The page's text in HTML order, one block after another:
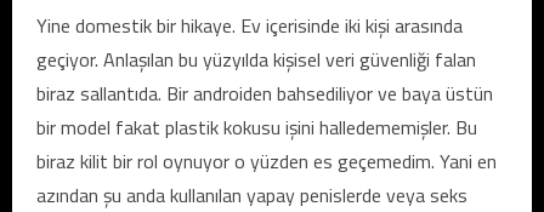
Yine domestik bir hikaye. Ev içerisinde iki kişi arasında
geçiyor. Anlaşılan bu yüzyılda kişisel veri güvenliği falan
biraz sallantıda. Bir androiden bahsediliyor ve baya üstün
bir model fakat plastik kokusu işini halledememişler. Bu
biraz kilit bir rol oynuyor o yüzden es geçemedim. Yani en
azından şu anda kullanılan yapay penislerde veya seks